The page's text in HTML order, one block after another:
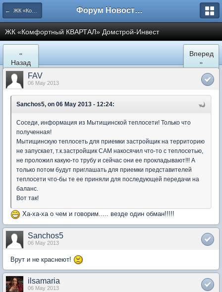
← ЖК «Комфортный КВАРТАЛ» Форум Новостройки
ЖК «Комфортный КВАРТАЛ» Домстрой-Инвест
«
Назад
Вперед
»
FAV
06 May 2013
Sanchos5, on 06 May 2013 - 12:24:
Соседи, информация из Мытищинской теплосети! Только что
полученная!
Мытищинскую теплосеть для приемки застройщик на территорию
не запускает, т.к.застройщик САМ накосячил что-то с теплосетью,
не проложил какую-то трубу и сейчас они ее прокладывают!!! А
только потом будут приглашать для приемки представителей
теплосети что-бы те ее приняли для последующей передачи на
баланс.
Вот так!
Ха-ха-ха о чем и говорим..... везде один обман!!!!!
Sanchos5
06 May 2013
Врут и не краснеют!
ilsamaria
06 May 2013